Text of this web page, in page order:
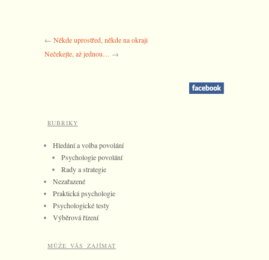
← Někde uprostřed, někde na okraji
Nečekejte, až jednou… →
RUBRIKY
Hledání a volba povolání
Psychologie povolání
Rady a strategie
Nezařazené
Praktická psychologie
Psychologické testy
Výběrová řízení
MŮŽE VÁS ZAJÍMAT